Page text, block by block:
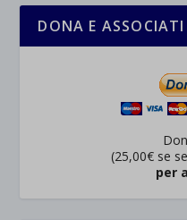
DONA E
(25,00€ se
per